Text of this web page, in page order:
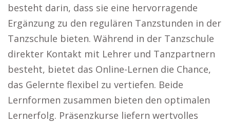
besteht darin, dass sie eine hervorragende
Ergänzung zu den regulären Tanzstunden in der
Tanzschule bieten. Während in der Tanzschule
direkter Kontakt mit Lehrer und Tanzpartnern
besteht, bietet das Online-Lernen die Chance,
das Gelernte flexibel zu vertiefen. Beide
Lernformen zusammen bieten den optimalen
Lernerfolg. Präsenzkurse liefern wertvolles